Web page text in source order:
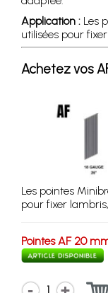
Application : Les
utilisées pour
Achetez vos
Les pointes
pour fixer
Pointes AF 20
1